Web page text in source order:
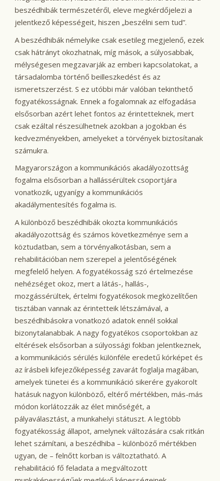
beszédhibák természetéről, eleve megkérdőjelezi a
jelentkező képességeit, hiszen „beszélni sem tud”.
A beszédhibák némelyike csak esetileg megjelenő, ezek
csak hátrányt okozhatnak, míg mások, a súlyosabbak,
mélységesen megzavarják az emberi kapcsolatokat, a
társadalomba történő beilleszkedést és az
ismeretszerzést. S ez utóbbi már valóban tekinthető
fogyatékosságnak. Ennek a fogalomnak az elfogadása
elsősorban azért lehet fontos az érintetteknek, mert
csak ezáltal részesülhetnek azokban a jogokban és
kedvezményekben, amelyeket a törvények biztosítanak
számukra.
Magyarországon a kommunikációs akadályozottság
fogalma elsősorban a hallássérültek csoportjára
vonatkozik, ugyanígy a kommunikációs
akadálymentesítés fogalma is.
A különböző beszédhibák okozta kommunikációs
akadályozottság és számos következménye sem a
köztudatban, sem a törvényalkotásban, sem a
rehabilitációban nem szerepel a jelentőségének
megfelelő helyen. A fogyatékosság szó értelmezése
nehézséget okoz, mert a látás-, hallás-,
mozgássérültek, értelmi fogyatékosok megközelítően
tisztában vannak az érintetteik létszámával, a
beszédhibásokra vonatkozó adatok ennél sokkal
bizonytalanabbak. A nagy fogyatékos csoportokban az
eltérések elsősorban a súlyossági fokban jelentkeznek,
a kommunikációs sérülés különféle eredetű kórképet és
az írásbeli kifejezőképesség zavarát foglalja magában,
amelyek tünetei és a kommunikáció sikerére gyakorolt
hatásuk nagyon különböző, eltérő mértékben, más-más
módon korlátozzák az élet minőségét, a
pályaválasztást, a munkahelyi státuszt. A legtöbb
fogyatékosság állapot, amelynek változására csak ritkán
lehet számítani, a beszédhiba – különböző mértékben
ugyan, de – felnőtt korban is változtatható. A
rehabilitáció fő feladata a megváltozott